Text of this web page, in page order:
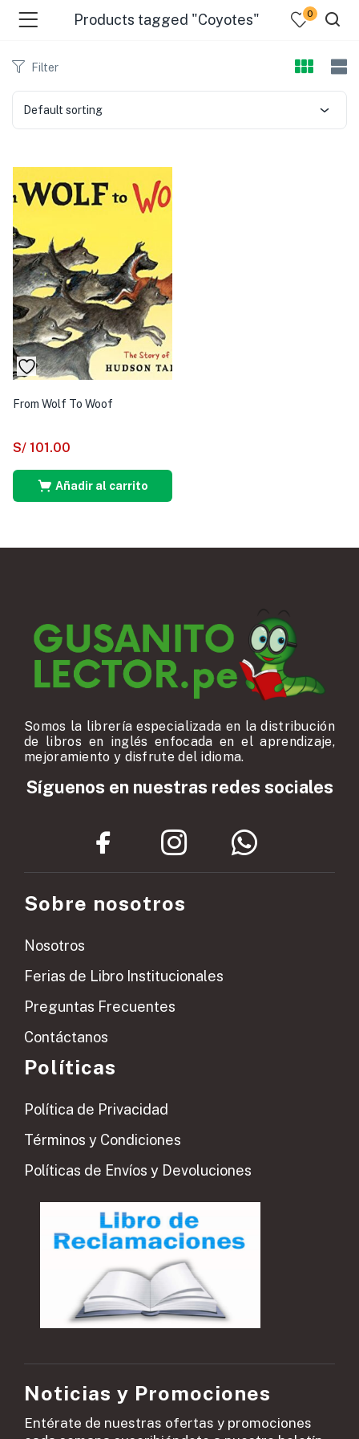
Products tagged "Coyotes" 0
Filter
Default sorting
From Wolf To Woof
S/ 101.00
Añadir al carrito
Somos la librería especializada en la distribución
de libros en inglés enfocada en el aprendizaje,
mejoramiento y disfrute del idioma.
Síguenos en nuestras redes sociales
Sobre nosotros
Nosotros
Ferias de Libro Institucionales
Preguntas Frecuentes
Contáctanos
Políticas
Política de Privacidad
Términos y Condiciones
Políticas de Envíos y Devoluciones
Noticias y Promociones
Entérate de nuestras ofertas y promociones